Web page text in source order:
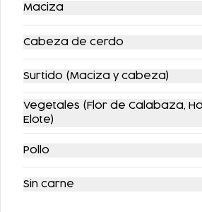
SOPE CON BISTEC
$110.00
Maciza
Cabeza de cerdo
Surtido (Maciza y cabeza)
Vegetales (Flor de Calabaza,
Elote)
Pollo
Sin carne